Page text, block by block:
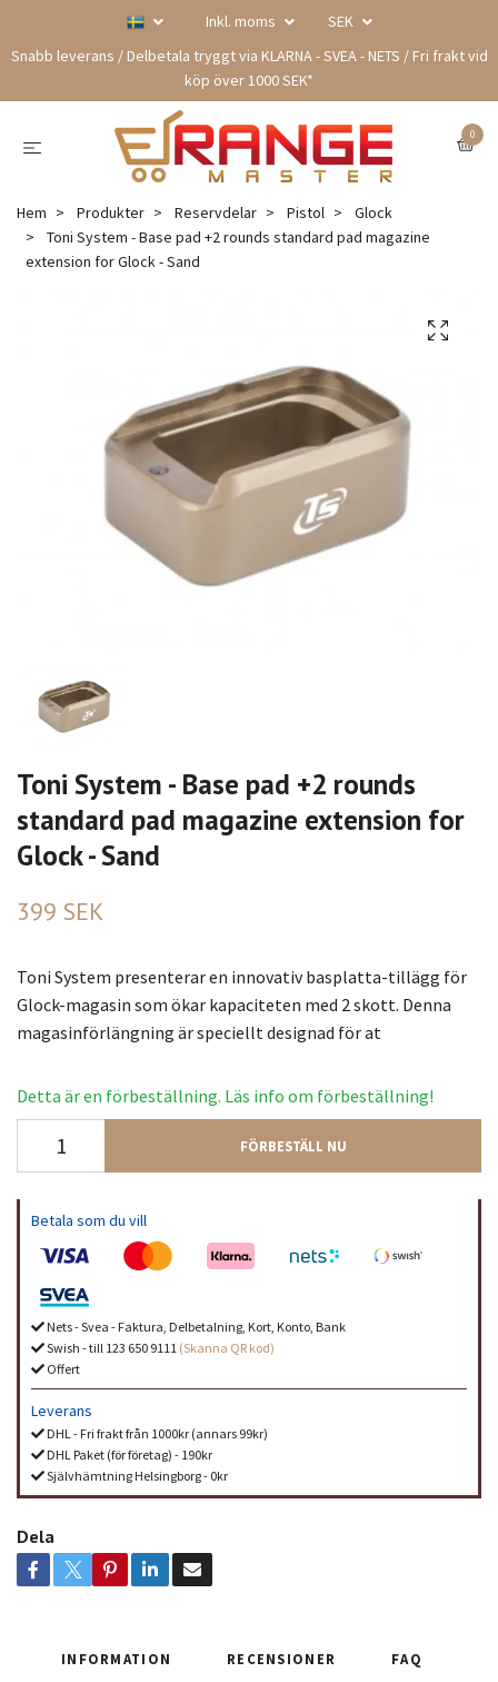
Inkl. moms
SEK
Snabb leverans / Delbetala tryggt via KLARNA - SVEA - NETS / Fri frakt vid
köp över 1000 SEK*
0
Hem Produkter Reservdelar Pistol
Glock
Toni System - Base pad +2 rounds standard pad magazine
extension for Glock - Sand
Toni System - Base pad +2 rounds
standard pad magazine extension for
Glock - Sand
399 SEK
Toni System presenterar en innovativ basplatta-tillägg för
Glock-magasin som ökar kapaciteten med 2 skott. Denna
magasinförlängning är speciellt designad för at
Detta är en förbeställning. Läs info om förbeställning!
FÖRBESTÄLL NU
Betala som du vill
Nets - Svea - Faktura, Delbetalning, Kort, Konto, Bank
Swish - till 123 650 9111 (Skanna QR kod)
Offert
Leverans
DHL - Fri frakt från 1000kr (annars 99kr)
DHL Paket (för företag) - 190kr
Självhämtning Helsingborg - 0kr
Dela
INFORMATION RECENSIONER FAQ